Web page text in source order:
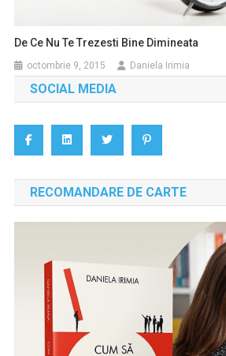
De Ce Nu Te Trezesti Bine Dimineata
octombrie 9, 2015 Daniela Irimia
SOCIAL MEDIA
RECOMANDARE DE CARTE